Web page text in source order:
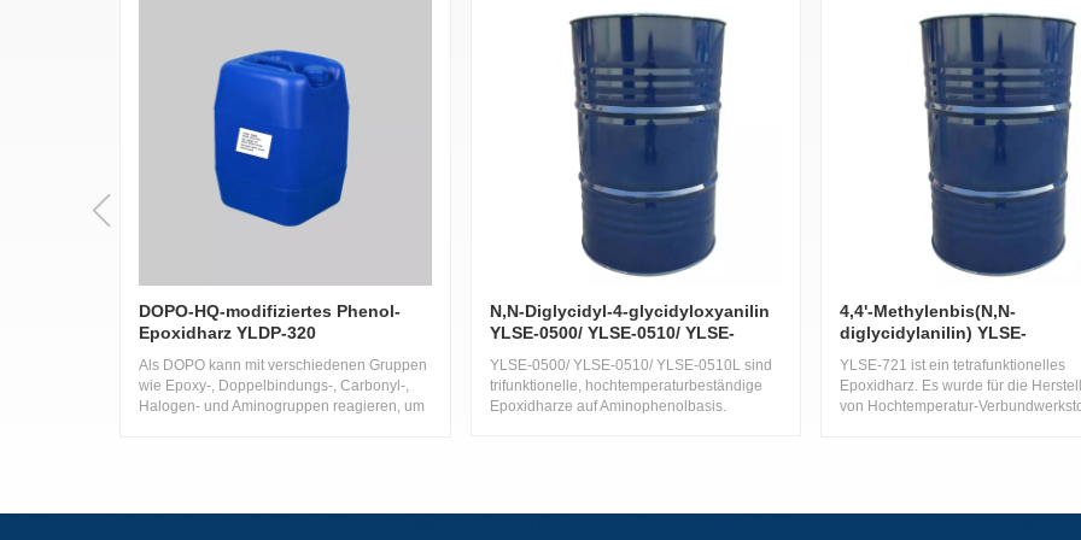
DOPO-HQ-modifiziertes Phenol-
Epoxidharz YLDP-320
Als DOPO kann mit verschiedenen Gruppen
wie Epoxy-, Doppelbindungs-, Carbonyl-,
Halogen- und Aminogruppen reagieren, um
N,N-Diglycidyl-4-glycidyloxyanilin
YLSE-0500/ YLSE-0510/ YLSE-
YLSE-0500/ YLSE-0510/ YLSE-0510L sind
trifunktionelle, hochtemperaturbeständige
Epoxidharze auf Aminophenolbasis.
4,4'-Methylenbis(N,N-
diglycidylanilin) ​​YLSE-
YLSE-721 ist ein tetrafunktionelles
Epoxidharz. Es wurde für die
von Hochtemperatur-